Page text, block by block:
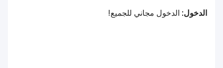
الدخول: الدخول مجاني للجميع!